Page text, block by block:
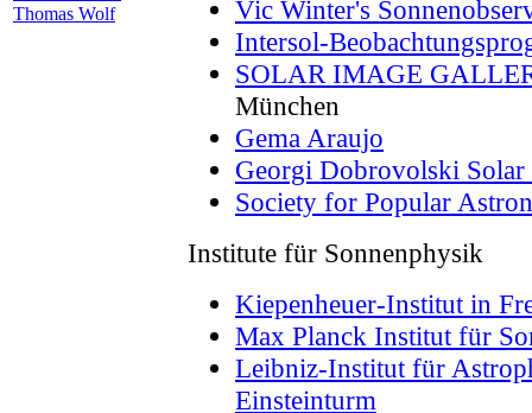
Thomas Wolf
Vic Winter's
Intersol-
SOLAR IMAGE
München
Gema Araujo
Georgi Dobrovolski
Society for Popular
Institute für Sonnenphysik
Kiepenheuer-Institut in
Max Planck Institut für
Leibniz-Institut für
Einsteinturm